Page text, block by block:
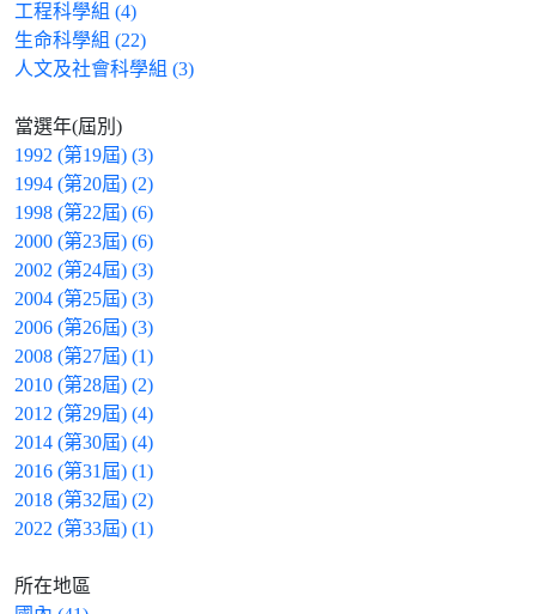
工程科學組 (4)
生命科學組 (22)
人文及社會科學組 (3)
當選年(屆別)
1992 (第19屆) (3)
1994 (第20屆) (2)
1998 (第22屆) (6)
2000 (第23屆) (6)
2002 (第24屆) (3)
2004 (第25屆) (3)
2006 (第26屆) (3)
2008 (第27屆) (1)
2010 (第28屆) (2)
2012 (第29屆) (4)
2014 (第30屆) (4)
2016 (第31屆) (1)
2018 (第32屆) (2)
2022 (第33屆) (1)
所在地區